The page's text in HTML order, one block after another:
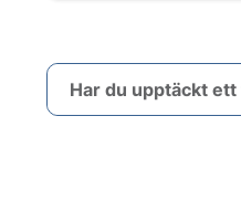
Har du upptäckt